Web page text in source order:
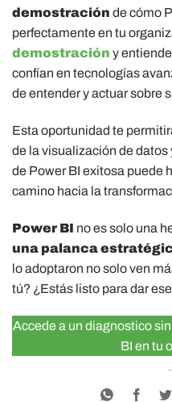
demostración de cómo
perfectamente en tu
demostración y
confían en tecnologías
de entender y actuar sobre
Esta oportunidad te
de la visualización de
de Power BI exitosa puede
camino hacia la
Power BI no es solo una
una palanca
lo adoptaron no solo ven
tú? ¿Estás listo para dar
Accede a un diagnostico
BI en tu